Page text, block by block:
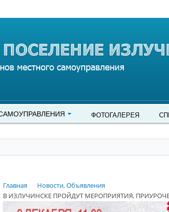
ФОТОГАЛЕРЕЯ
Главная
Новости, Объявления
В ИЗЛУЧИНСКЕ ПРОЙДУТ МЕРОПРИЯТИЯ,